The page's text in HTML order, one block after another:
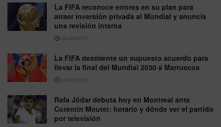
La FIFA reconoce errores en su plan para
atraer inversión privada al Mundial y anuncia
una revisión interna
06/08/2026
La FIFA desmiente un supuesto acuerdo para
llevar la final del Mundial 2030 a Marruecos
06/08/2026
Rafa Jódar debuta hoy en Montreal ante
Corentin Moutet: horario y dónde ver el partido
por televisión